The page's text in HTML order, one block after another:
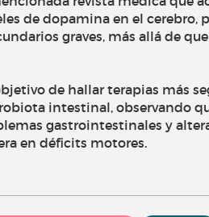
de dopamina en el cerebro,
graves, más allá de
de hallar terapias más
intestinal, observando
gastrointestinales y
en déficits motores.